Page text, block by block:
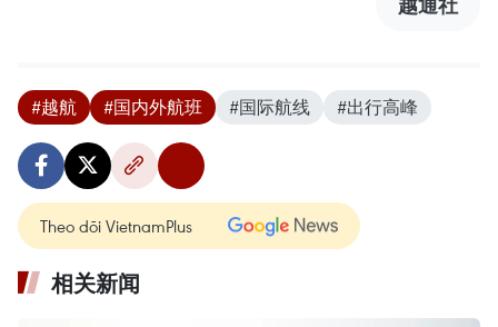
#越航 #国内外航班 #国际航线 #出行高峰
Theo dõi VietnamPlus
相关新闻